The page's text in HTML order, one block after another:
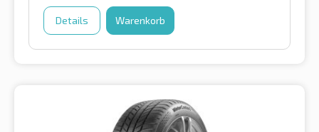
Details Warenkorb